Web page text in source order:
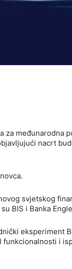
za međunarodna
nacrt
svjetskog
BIS i Banka
eksperiment
funkcionalnosti i